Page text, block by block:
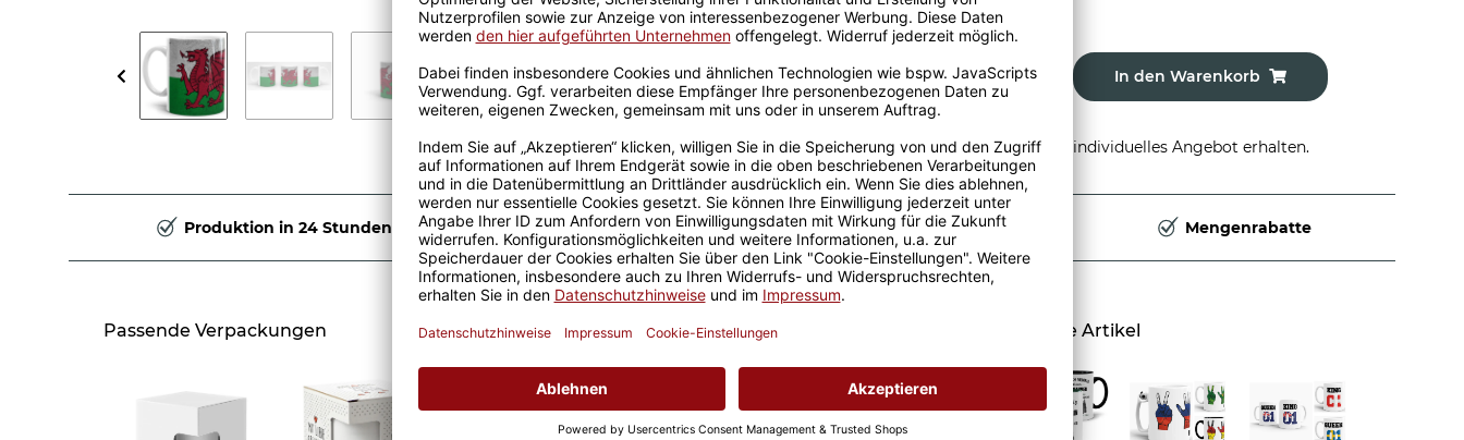
Stk In den Warenkorb
Größere Stückzahl? Anfrage stellen und individuelles Angebot erhalten.
Produktion in 24 Stunden Sicherer Kauf Auf Rechnung Produktion in Deutschland Mengenrabatte
Passende Verpackungen Grußkarten zum Verschenken Ähnliche Artikel